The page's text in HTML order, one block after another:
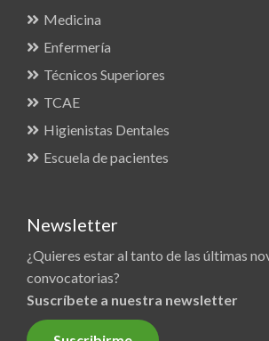
Medicina
Enfermería
Técnicos Superiores
TCAE
Higienistas Dentales
Escuela de pacientes
Newsletter
¿Quieres estar al tanto de las últimas
convocatorias?
Suscríbete a nuestra newsletter